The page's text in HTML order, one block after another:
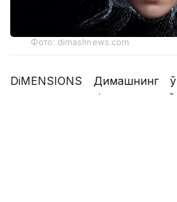
Фото: dimashnews.com
DiMENSIONS Димашнинг
продюсер сифатидаги